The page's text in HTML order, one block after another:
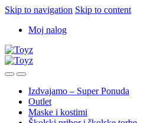
Skip to navigation Skip to content
Moj nalog
Izdvajamo – Super Ponuda
Outlet
Maske i kostimi